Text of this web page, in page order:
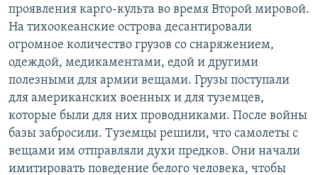
проявления карго-культа во время Второй мировой.
На тихоокеанские острова десантировали
огромное количество грузов со снаряжением,
одеждой, медикаментами, едой и другими
полезными для армии вещами. Грузы поступали
для американских военных и для туземцев,
которые были для них проводниками. После войны
базы забросили. Туземцы решили, что самолеты с
вещами им отправляли духи предков. Они начали
имитировать поведение белого человека, чтобы